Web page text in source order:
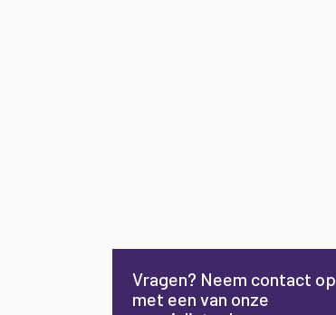
Vragen? Neem contact op
met een van onze